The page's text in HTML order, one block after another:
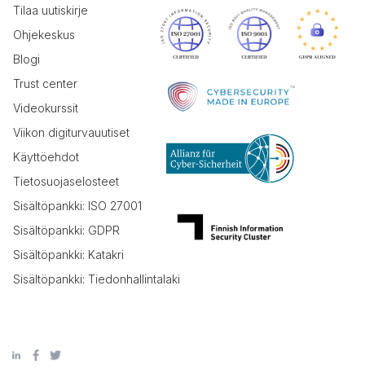
Tilaa uutiskirje
Ohjekeskus
Blogi
Trust center
Videokurssit
Viikon digiturvauutiset
Käyttöehdot
Tietosuojaselosteet
Sisältöpankki: ISO 27001
Sisältöpankki: GDPR
Sisältöpankki: Katakri
Sisältöpankki: Tiedonhallintalaki